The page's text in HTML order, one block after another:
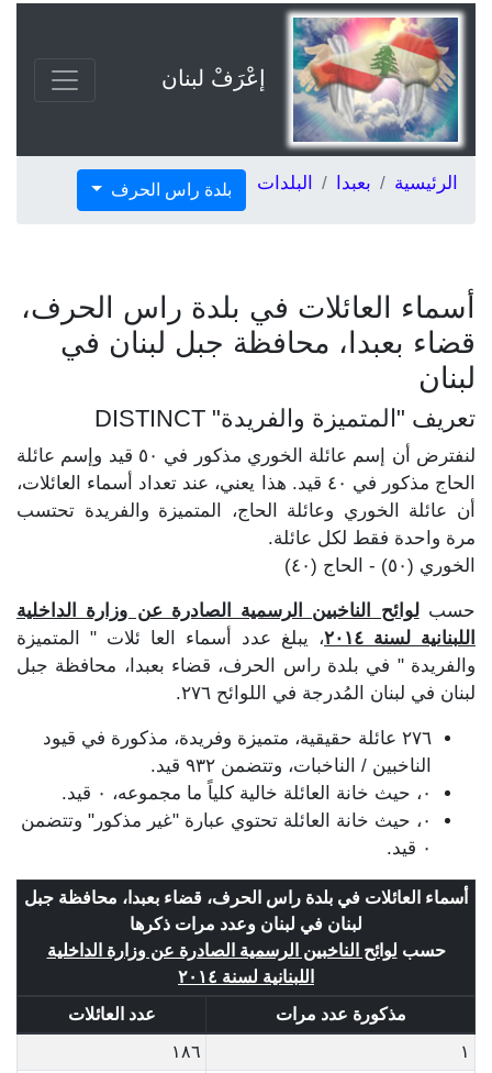
إعْرَفْ لبنان
الرئيسية بعبدا البلدات بلدة راس الحرف
أسماء العائلات في بلدة راس الحرف،
قضاء بعبدا، محافظة جبل لبنان في
لبنان
تعريف "المتميزة والفريدة" DISTINCT
لنفترض أن إسم عائلة الخوري مذكور في ٥٠ قيد وإسم عائلة
الحاج مذكور في ٤٠ قيد. هذا يعني، عند تعداد أسماء العائلات،
أن عائلة الخوري وعائلة الحاج، المتميزة والفريدة تحتسب
مرة واحدة فقط لكل عائلة.
الخوري (٥٠) - الحاج (٤٠)
حسبلوائح الناخبين الرسمية الصادرة عن وزارة الداخلية
اللبنانية لسنة ٢٠١٤
، يبلغ عدد أسماء العا ئلات " المتميزة
والفريدة " في بلدة راس الحرف، قضاء بعبدا، محافظة جبل
لبنان في لبنان المُدرجة في اللوائح ٢٧٦.
٢٧٦ عائلة حقيقية، متميزة وفريدة، مذكورة في قيود
الناخبين / الناخبات، وتتضمن ٩٣٢ قيد.
٠، حيث خانة العائلة خالية كلياً ما مجموعه، ٠ قيد.
٠، حيث خانة العائلة تحتوي عبارة "غير مذكور" وتتضمن
٠ قيد.
أسماء العائلات في بلدة راس الحرف، قضاء بعبدا، محافظة جبل
لبنان في لبنان وعدد مرات ذكرها
حسب لوائح الناخبين الرسمية الصادرة عن وزارة الداخلية
اللبنانية لسنة ٢٠١٤
مذكورة عدد مرات
عدد العائلات
١
١٨٦